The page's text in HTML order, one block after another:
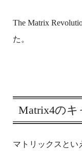
The Matrix
た。
Matrix4のキ
マトリックスとい